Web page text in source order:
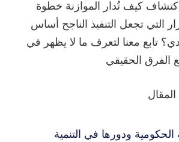
كيف تُدار الموازنة خطوة
التي تجعل التنفيذ الناجح أساس
تابع معنا لتعرف ما لا يظهر في
الفرق الحقيقي
الحكومية ودورها في التنمية